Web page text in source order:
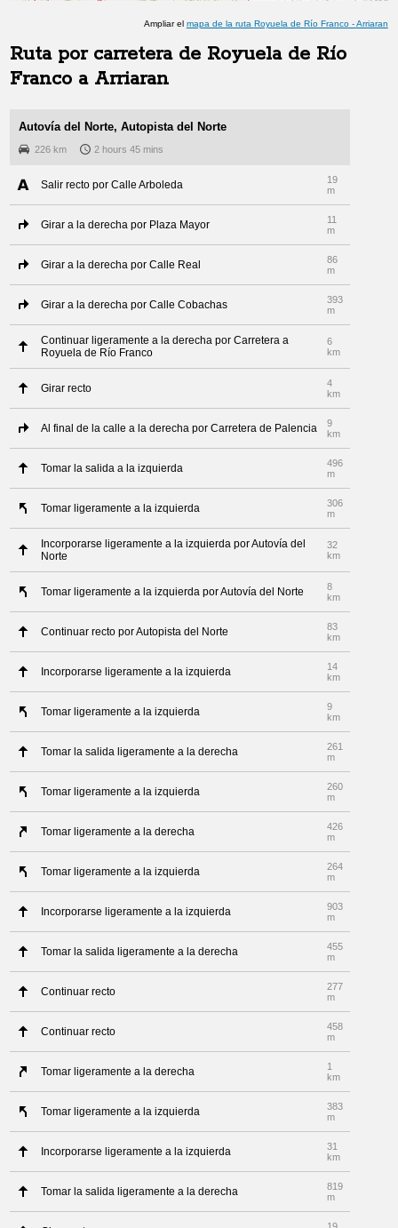
Ampliar el mapa de la ruta Royuela de Río Franco-Arriaran
Ruta por carretera de Royuela de Río
Franco a Arriaran
Autovía del Norte, Autopista del Norte
226 km 2 hours 45 mins
Salir recto por Calle Arboleda
19
m
Girar a la derecha por Plaza Mayor
11
m
Girar a la derecha por Calle Real
86
m
Girar a la derecha por Calle Cobachas
393
m
Continuar ligeramente a la derecha por Carretera a
Royuela de Río Franco
6
km
Girar recto
4
km
Al final de la calle a la derecha por Carretera de Palencia
9
km
Tomar la salida a la izquierda
496
m
Tomar ligeramente a la izquierda
306
m
Incorporarse ligeramente a la izquierda por Autovía del
Norte
32
km
Tomar ligeramente a la izquierda por Autovía del Norte
8
km
Continuar recto por Autopista del Norte
83
km
Incorporarse ligeramente a la izquierda
14
km
Tomar ligeramente a la izquierda
9
km
Tomar la salida ligeramente a la derecha
261
m
Tomar ligeramente a la izquierda
260
m
Tomar ligeramente a la derecha
426
m
Tomar ligeramente a la izquierda
264
m
Incorporarse ligeramente a la izquierda
903
m
Tomar la salida ligeramente a la derecha
455
m
Continuar recto
277
m
Continuar recto
458
m
Tomar ligeramente a la derecha
1
km
Tomar ligeramente a la izquierda
383
m
Incorporarse ligeramente a la izquierda
31
km
Tomar la salida ligeramente a la derecha
819
m